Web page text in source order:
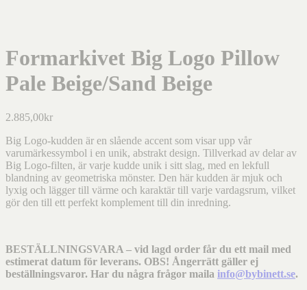
Formarkivet Big Logo Pillow
Pale Beige/Sand Beige
2.885,00kr
Big Logo-kudden är en slående accent som visar upp vår
varumärkessymbol i en unik, abstrakt design. Tillverkad av delar av
Big Logo-filten, är varje kudde unik i sitt slag, med en lekfull
blandning av geometriska mönster. Den här kudden är mjuk och
lyxig och lägger till värme och karaktär till varje vardagsrum, vilket
gör den till ett perfekt komplement till din inredning.
BESTÄLLNINGSVARA – vid lagd order får du ett mail med
estimerat datum för leverans. OBS! Ångerrätt gäller ej
beställningsvaror. Har du några frågor maila info@bybinett.se.